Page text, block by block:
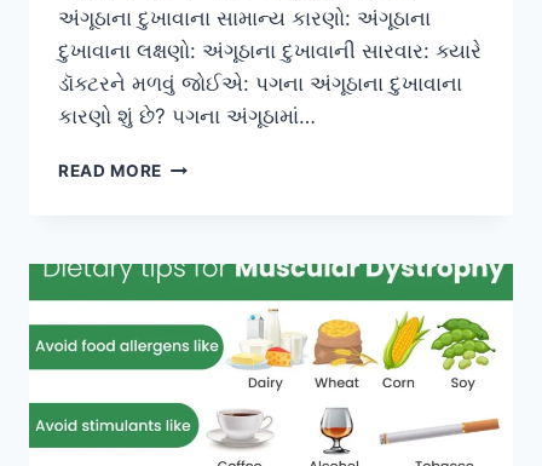
અંગૂઠાના દુખાવાના સામાન્ય કારણો: અંગૂઠાના
દુખાવાના લક્ષણો: અંગૂઠાના દુખાવાની સારવાર: ક્યારે
ડૉક્ટરને મળવું જોઈએ: પગના અંગૂઠાના દુખાવાના
કારણો શું છે? પગના અંગૂઠામાં…
READ MORE અંગૂઠાનો